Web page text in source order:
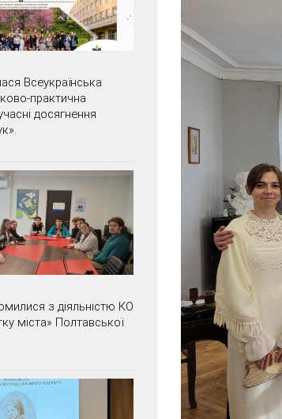
Всеукраїнська
практична
досягнення
з діяльністю КО
міста» Полтавської